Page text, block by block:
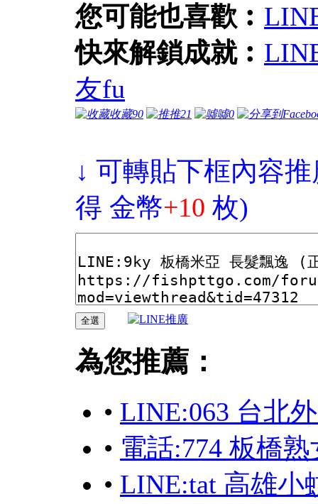
您可能也喜歡︰
快來解鎖成就︰
友fu
收藏90 推21 噓0
↓ 可轉貼下框內容
得 金幣+10 枚)
為您推薦：
• LINE:063 台北
• 電話:774 板橋
• LINE:tat 高雄小